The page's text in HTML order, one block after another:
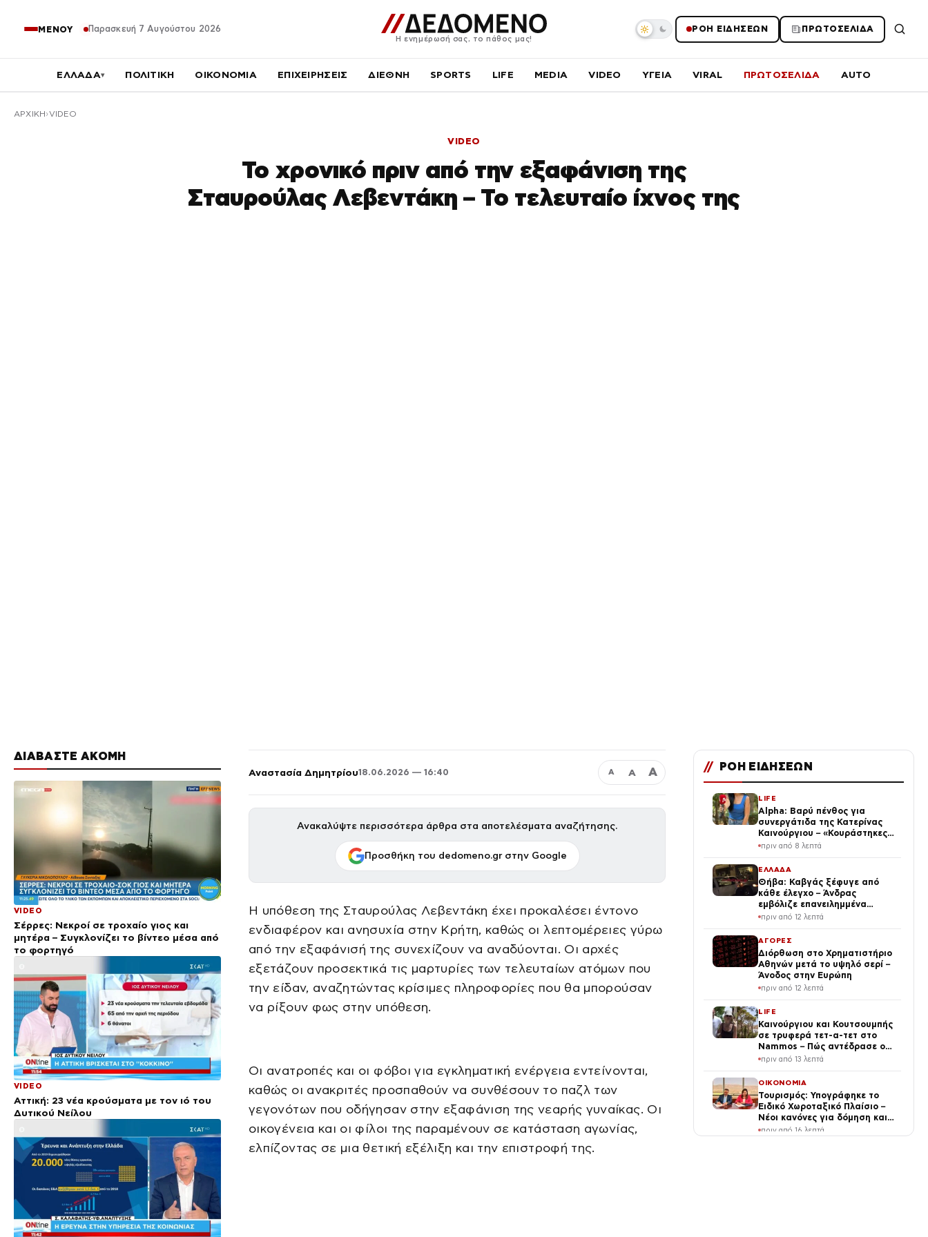
ΜΕΝΟΥ Παρασκευή 7 Αυγούστου 2026
Η ενημέρωσή σας, το πάθος μας!
ΡΟΗ ΕΙΔΗΣΕΩΝ ΠΡΩΤΟΣΕΛΙΔΑ
ΕΛΛΑΔΑ▾ ΠΟΛΙΤΙΚΗ ΟΙΚΟΝΟΜΙΑ ΕΠΙΧΕΙΡΗΣΕΙΣ ΔΙΕΘΝΗ SPORTS LIFE MEDIA VIDEO ΥΓΕΙΑ VIRAL ΠΡΩΤΟΣΕΛΙΔΑ AUTO
ΑΡΧΙΚΉ VIDEO
VIDEO
Το χρονικό πριν από την εξαφάνιση της
Σταυρούλας Λεβεντάκη – Το τελευταίο ίχνος της
ΔΙΑΒΑΣΤΕ ΑΚΟΜΗ
VIDEO
Σέρρες: Νεκροί σε τροχαίο γιος και
μητέρα – Συγκλονίζει το βίντεο μέσα από
το φορτηγό
VIDEO
Αττική: 23 νέα κρούσματα με τον ιό του
Δυτικού Νείλου
Αναστασία Δημητρίου18.06.2026 — 16:40 Α Α Α
Ανακαλύψτε περισσότερα άρθρα στα αποτελέσματα αναζήτησης.
Προσθήκη του dedomeno.gr στην Google
Η υπόθεση της Σταυρούλας Λεβεντάκη έχει προκαλέσει έντονο
ενδιαφέρον και ανησυχία στην Κρήτη, καθώς οι λεπτομέρειες γύρω
από την εξαφάνισή της συνεχίζουν να αναδύονται. Οι αρχές
εξετάζουν προσεκτικά τις μαρτυρίες των τελευταίων ατόμων που
την είδαν, αναζητώντας κρίσιμες πληροφορίες που θα μπορούσαν
να ρίξουν φως στην υπόθεση.
Οι ανατροπές και οι φόβοι για εγκληματική ενέργεια εντείνονται,
καθώς οι ανακριτές προσπαθούν να συνθέσουν το παζλ των
γεγονότων που οδήγησαν στην εξαφάνιση της νεαρής γυναίκας. Οι
οικογένεια και οι φίλοι της παραμένουν σε κατάσταση αγωνίας,
ελπίζοντας σε μια θετική εξέλιξη και την επιστροφή της.
// ΡΟΗ ΕΙΔΗΣΕΩΝ
LIFE
Alpha: Βαρύ πένθος για
συνεργάτιδα της Κατερίνας
Καινούργιου – «Κουράστηκες
πολύ… Απόψε είσαι στα χέρια
πριν από 8 λεπτά
ΕΛΛΑΔΑ
Θήβα: Καβγάς ξέφυγε από
κάθε έλεγχο – Άνδρας
εμβόλιζε επανειλημμένα
παρκαρισμένο αυτοκίνητο
πριν από 12 λεπτά
ΑΓΟΡΕΣ
Διόρθωση στο Χρηματιστήριο
Αθηνών μετά το υψηλό σερί –
Άνοδος στην Ευρώπη
πριν από 12 λεπτά
LIFE
Καινούργιου και Κουτσουμπής
σε τρυφερά τετ-α-τετ στο
Nammos – Πώς αντέδρασε ο
κόσμος μόλις τους είδε
πριν από 13 λεπτά
ΟΙΚΟΝΟΜΙΑ
Τουρισμός: Υπογράφηκε το
Ειδικό Χωροταξικό Πλαίσιο –
Νέοι κανόνες για δόμηση και
επενδύσεις
πριν από 16 λεπτά